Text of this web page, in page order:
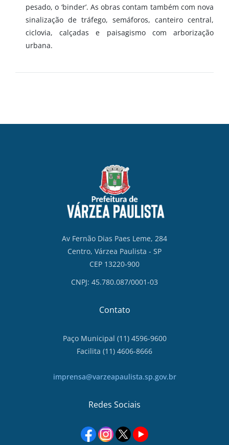
pesado, o ‘binder’. As obras contam também com nova
sinalização de tráfego, semáforos, canteiro central,
ciclovia, calçadas e paisagismo com arborização
urbana.
Av Fernão Dias Paes Leme, 284
Centro, Várzea Paulista - SP
CEP 13220-900
CNPJ: 45.780.087/0001-03
Contato
Paço Municipal (11) 4596-9600
Facilita (11) 4606-8666
imprensa@varzeapaulista.sp.gov.br
Redes Sociais